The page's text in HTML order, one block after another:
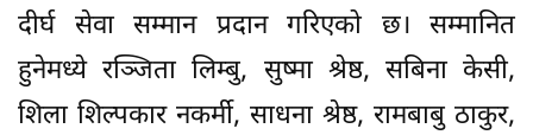
दीर्घ सेवा सम्मान प्रदान गरिएको छ। सम्मानित
हुनेमध्ये रञ्जिता लिम्बु, सुष्मा श्रेष्ठ, सबिना केसी,
शिला शिल्पकार नकर्मी, साधना श्रेष्ठ, रामबाबु ठाकुर,